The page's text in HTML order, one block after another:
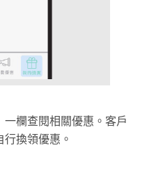
一欄查閱相關優惠。客戶
換領優惠。